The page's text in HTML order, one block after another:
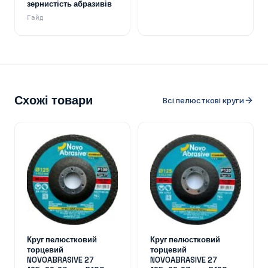
зернистість абразивів
Гайд
Схожі товари Всі пелюсткові круги
Круг пелюстковий
торцевий
NOVOABRASIVE 27
Круг пелюстковий
торцевий
NOVOABRASIVE 27